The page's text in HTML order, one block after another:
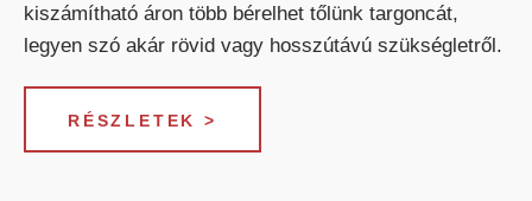
ELEKTROMOS KOMISSIÓZÓ
kiszámítható áron több bérelhet tőlünk targoncát,
legyen szó akár rövid vagy hosszútávú szükségletről.
RÉSZLETEK >